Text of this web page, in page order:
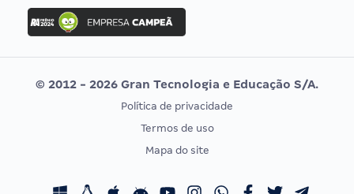
Concurso Ibama
Concurso MPU
Editais publicados
Vunesp
CONCURSOS POR PROFISSÃO
Concursos Fiscais
EXAME DE ORDEM
Calendário OAB
© 2012 - 2026 Gran Tecnologia e Educação S/A.
Política de privacidade
Termos de uso
Mapa do site